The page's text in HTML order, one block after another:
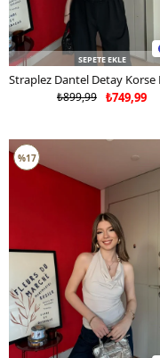
SEPETE EKLE
₺749,99
₺899,99
%17